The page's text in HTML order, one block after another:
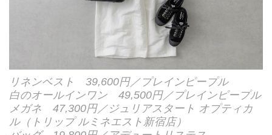
リネンベスト 39,600円／プレインピープル
白のオールインワン 49,500円／プレインピープル
メガネ 47,300円／ジュリアスタート オプティカ
ル（トリップ ルミネエスト新宿店）